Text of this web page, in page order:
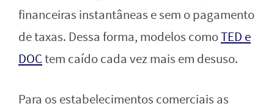
financeiras instantâneas e sem o pagamento
de taxas. Dessa forma, modelos comoTED e
DOCtem caído cada vez mais em desuso.
Para os estabelecimentos comerciais as